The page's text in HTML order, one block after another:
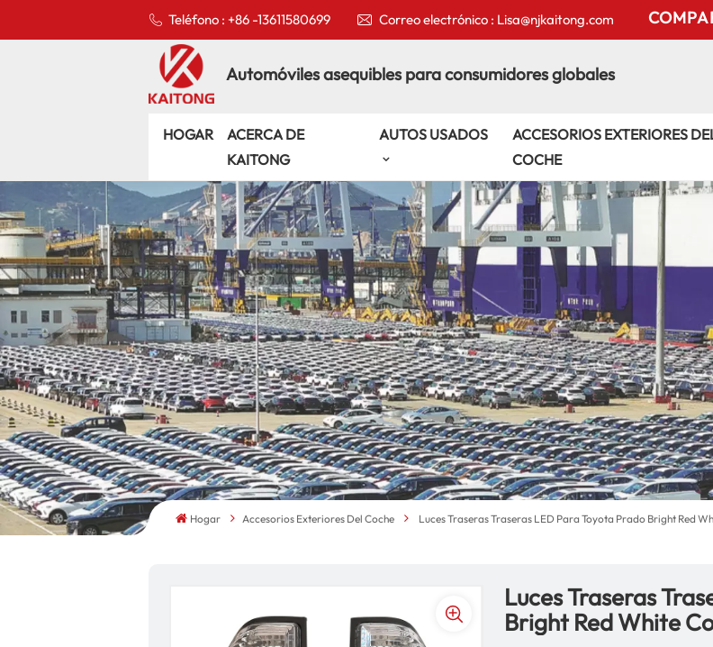
Teléfono : +86 -13611580699 Correo electrónico : Lisa@njkaitong.com
Automóviles asequibles para consumidores globales
HOGAR
ACERCA DE
KAITONG
AUTOS USADOS
ACCESORIOS EXTERIORES
COCHE
Hogar Accesorios Exteriores Del Coche Luces Traseras Traseras LED Para Toyota Prado Bright Red
Luces Traseras
Bright Red White